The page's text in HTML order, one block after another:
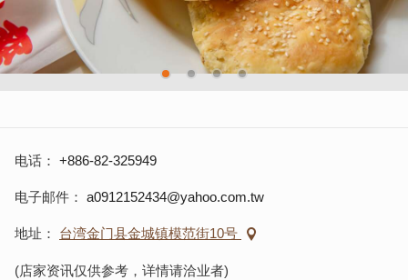
电话 +886-82-325949
电子邮件 a0912152434@yahoo.com.tw
地址 台湾金门县金城镇模范街10号
(店家资讯仅供参考，详情请洽业者)